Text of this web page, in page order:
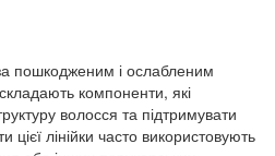
пошкодженим і ослабленим
компоненти, які
волосся та підтримувати
лінійки часто використовують